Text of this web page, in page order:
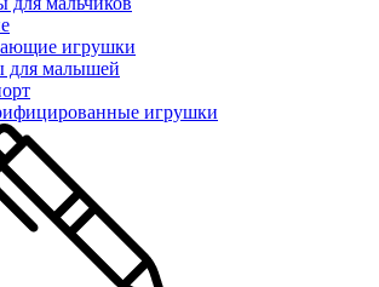
игрушки
для малышей
игрушки